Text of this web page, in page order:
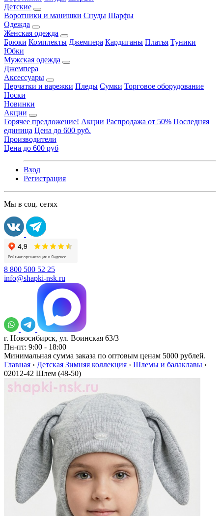
Детские
Воротники и манишки Снуды Шарфы
Одежда
Женская одежда
Брюки Комплекты Джемпера Кардиганы Платья Туники
Юбки
Мужская одежда
Джемпера
Аксессуары
Перчатки и варежки Пледы Сумки Торговое оборудование
Носки
Новинки
Акции
Горячее предложение! Акции Распродажа от 50% Последняя
единица Цена до 600 руб.
Производители
Цена до 600 руб
Вход
Регистрация
Мы в соц. сетях
8 800 500 52 25
info@shapki-nsk.ru
г. Новосибирск, ул. Воинская 63/3
Пн-пт: 9:00 - 18:00
Минимальная сумма заказа по оптовым ценам 5000 рублей.
Главная › Детская Зимняя коллекция › Шлемы и балаклавы ›
02012-42 Шлем (48-50)